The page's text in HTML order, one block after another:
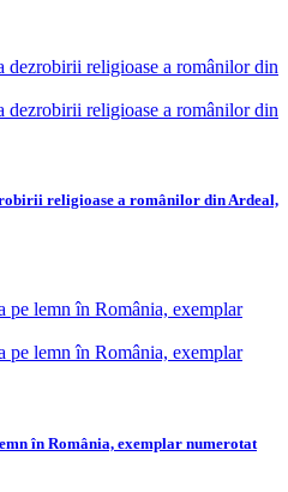
religioase a românilor din Ardeal,
în România, exemplar numerotat